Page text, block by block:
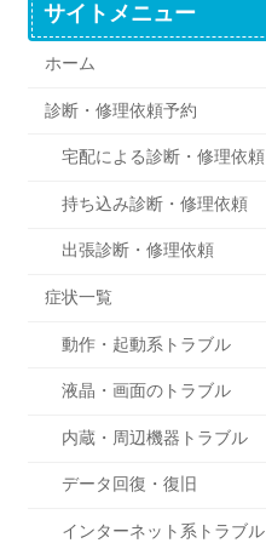
サイトメニュー
ホーム
診断・修理依頼予約
宅配による診断・修理依頼
持ち込み診断・修理依頼
出張診断・修理依頼
症状一覧
動作・起動系トラブル
液晶・画面のトラブル
内蔵・周辺機器トラブル
データ回復・復旧
インターネット系トラブル